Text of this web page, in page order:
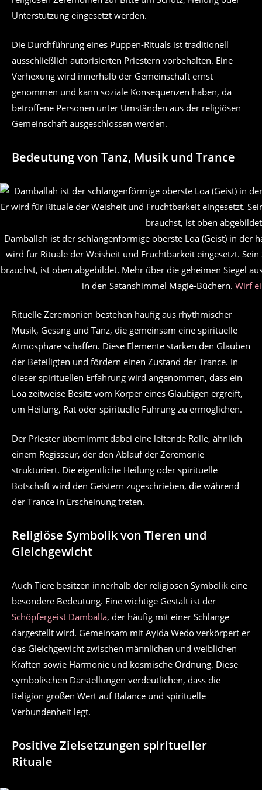
Unterstützung eingesetzt werden.
Die Durchführung eines Puppen-Rituals ist traditionell
ausschließlich autorisierten Priestern vorbehalten. Eine
Verhexung wird innerhalb der Gemeinschaft ernst
genommen und kann soziale Konsequenzen haben, da
betroffene Personen unter Umständen aus der religiösen
Gemeinschaft ausgeschlossen werden.
Bedeutung von Tanz, Musik und Trance
Damballah ist der schlangenförmige oberste Loa (Geist) in der
wird für Rituale der Weisheit und Fruchtbarkeit eingesetzt.
brauchst, ist oben abgebildet. Mehr über die geheimen Siegel
in den Satanshimmel Magie-Büchern. Wirf
Rituelle Zeremonien bestehen häufig aus rhythmischer
Musik, Gesang und Tanz, die gemeinsam eine spirituelle
Atmosphäre schaffen. Diese Elemente stärken den Glauben
der Beteiligten und fördern einen Zustand der Trance. In
dieser spirituellen Erfahrung wird angenommen, dass ein
Loa zeitweise Besitz vom Körper eines Gläubigen ergreift,
um Heilung, Rat oder spirituelle Führung zu ermöglichen.
Der Priester übernimmt dabei eine leitende Rolle, ähnlich
einem Regisseur, der den Ablauf der Zeremonie
strukturiert. Die eigentliche Heilung oder spirituelle
Botschaft wird den Geistern zugeschrieben, die während
der Trance in Erscheinung treten.
Religiöse Symbolik von Tieren und
Gleichgewicht
Auch Tiere besitzen innerhalb der religiösen Symbolik eine
besondere Bedeutung. Eine wichtige Gestalt ist der
Schöpfergeist Damballa, der häufig mit einer Schlange
dargestellt wird. Gemeinsam mit Ayida Wedo verkörpert er
das Gleichgewicht zwischen männlichen und weiblichen
Kräften sowie Harmonie und kosmische Ordnung. Diese
symbolischen Darstellungen verdeutlichen, dass die
Religion großen Wert auf Balance und spirituelle
Verbundenheit legt.
Positive Zielsetzungen spiritueller
Rituale